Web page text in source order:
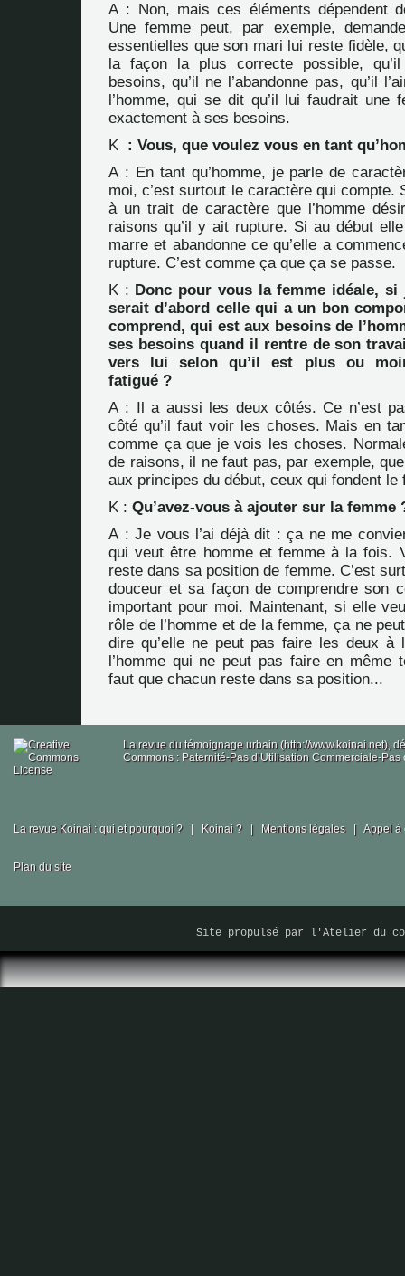
A : Non, mais ces éléments dépendent
Une femme peut, par exemple,
essentielles que son mari lui reste fidèle,
la façon la plus correcte possible,
besoins, qu’il ne l’abandonne pas, qu’il
l’homme, qui se dit qu’il lui faudrait une
exactement à ses besoins.
K : Vous, que voulez vous en tant
A : En tant qu’homme, je parle de
moi, c’est surtout le caractère qui compte.
à un trait de caractère que l’homme
raisons qu’il y ait rupture. Si au début
marre et abandonne ce qu’elle a
rupture. C’est comme ça que ça se passe.
K : Donc pour vous la femme idéale, si
serait d’abord celle qui a un bon
comprend, qui est aux besoins de
ses besoins quand il rentre de son
vers lui selon qu’il est plus ou
fatigué ?
A : Il a aussi les deux côtés. Ce n’est
côté qu’il faut voir les choses. Mais en
comme ça que je vois les choses.
de raisons, il ne faut pas, par exemple,
aux principes du début, ceux qui fondent le
K : Qu’avez-vous à ajouter sur la femme
A : Je vous l’ai déjà dit : ça ne me
qui veut être homme et femme à la fois.
reste dans sa position de femme. C’est
douceur et sa façon de comprendre son
important pour moi. Maintenant, si elle
rôle de l’homme et de la femme, ça ne
dire qu’elle ne peut pas faire les deux à
l’homme qui ne peut pas faire en même
faut que chacun reste dans sa position...
La revue du témoignage urbain (http://www.koinai.net),
Commons : Paternité-Pas d’Utilisation Commerciale-
La revue Koinai : qui et pourquoi ? | Koinai ? | Mentions légales | Appel à
Plan du site
Site propulsé par l'Atelier du